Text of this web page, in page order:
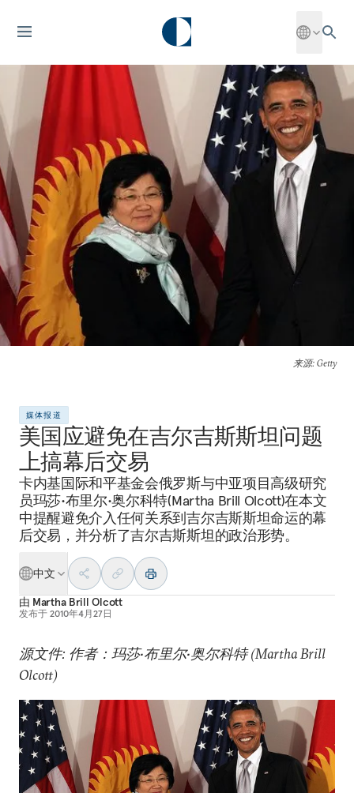
来源: Getty
媒体报道
美国应避免在吉尔吉斯斯坦问题
上搞幕后交易
卡内基国际和平基金会俄罗斯与中亚项目高级研究
员玛莎•布里尔•奥尔科特(Martha Brill Olcott)在本文
中提醒避免介入任何关系到吉尔吉斯斯坦命运的幕
后交易，并分析了吉尔吉斯斯坦的政治形势。
中文
由 Martha Brill Olcott
发布于 2010年4月27日
源文件: 作者：玛莎•布里尔•奥尔科特 (Martha Brill
Olcott)